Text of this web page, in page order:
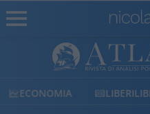
ECONOMIA